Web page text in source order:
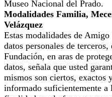
Museo Nacional del Prado.
Modalidades Familia,
Velázquez
Estas modalidades de
datos personales de
Fundación, en aras de
datos, señala que usted
mismos son ciertos, exactos
informado suficientemente a